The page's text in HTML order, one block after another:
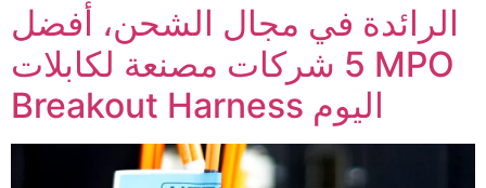
الرائدة في مجال الشحن، أفضل
5 شركات مصنعة لكابلات MPO